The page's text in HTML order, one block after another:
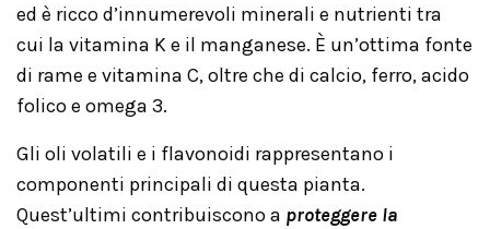
ed è ricco d’innumerevoli minerali e nutrienti tra
cui la vitamina K e il manganese. È un’ottima fonte
di rame e vitamina C, oltre che di calcio, ferro, acido
folico e omega 3.
Gli oli volatili e i flavonoidi rappresentano i
componenti principali di questa pianta.
Quest’ultimi contribuiscono a proteggere la